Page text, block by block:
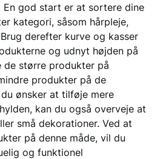
En god start er at sortere dine
kategori, såsom hårpleje,
derefter kurve og kasser
og udnyt højden på
de større produkter på
produkter på de
ønsker at tilføje mere
kan du også overveje at
små dekorationer. Ved at
på denne måde, vil du
og funktionel